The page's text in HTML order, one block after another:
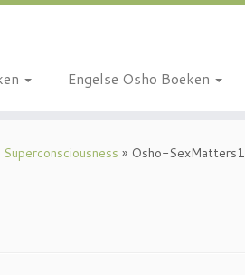
Engelse Osho Boeken
» Osho-SexMatters1